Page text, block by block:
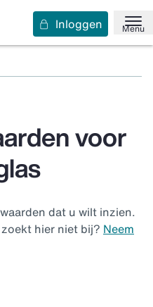
Menu
Inloggen
Downloads
Maatschappijen
voor
dat u wilt inzien.
hier niet bij? Neem